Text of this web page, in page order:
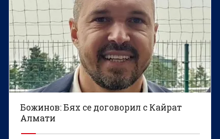
Божинов: Бях се договорил с Кайрат
Алмати